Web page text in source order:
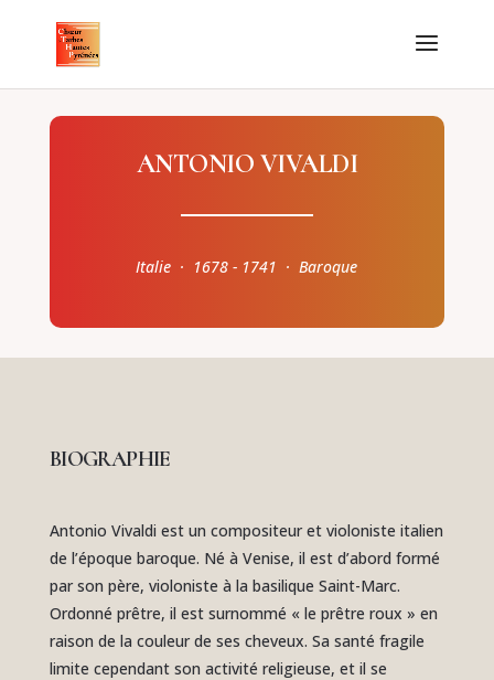
ANTONIO VIVALDI
Italie · 1678 - 1741 · Baroque
BIOGRAPHIE
Antonio Vivaldi est un compositeur et violoniste italien
de l’époque baroque. Né à Venise, il est d’abord formé
par son père, violoniste à la basilique Saint-Marc.
Ordonné prêtre, il est surnommé « le prêtre roux » en
raison de la couleur de ses cheveux. Sa santé fragile
limite cependant son activité religieuse, et il se